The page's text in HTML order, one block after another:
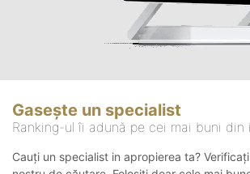
Gasește un specialist
Ranking-ul îi adună pe cei mai buni din
Cauți un specialist in apropierea ta?